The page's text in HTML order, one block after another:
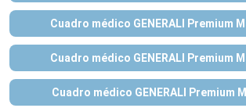
Cuadro médico GENERALI Premium
Cuadro médico GENERALI Premium
Cuadro médico GENERALI Premium